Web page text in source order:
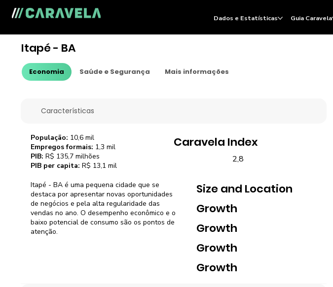
Características
Itapé - BA é uma pequena cidade que se
destaca por apresentar novas oportunidades
de negócios e pela alta regularidade das
vendas no ano. O desempenho econômico e o
baixo potencial de consumo são os pontos de
atenção.
Caravela Index
2,8
Size and Location
Growth
Growth
Growth
Growth
População: 10,6 mil
Empregos formais: 1,3 mil
PIB: R$ 135,7 milhões
PIB per capita: R$ 13,1 mil
Economia Saúde e Segurança Mais informações
Itapé - BA
Dados e Estatísticas Guia Caravela